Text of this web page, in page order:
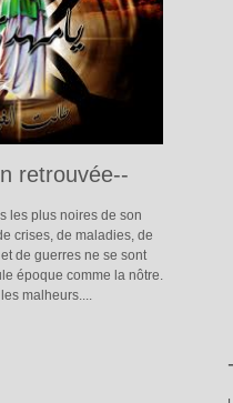
retrouvée--
les plus noires de son
crises, de maladies, de
de guerres ne se sont
époque comme la nôtre.
malheurs....